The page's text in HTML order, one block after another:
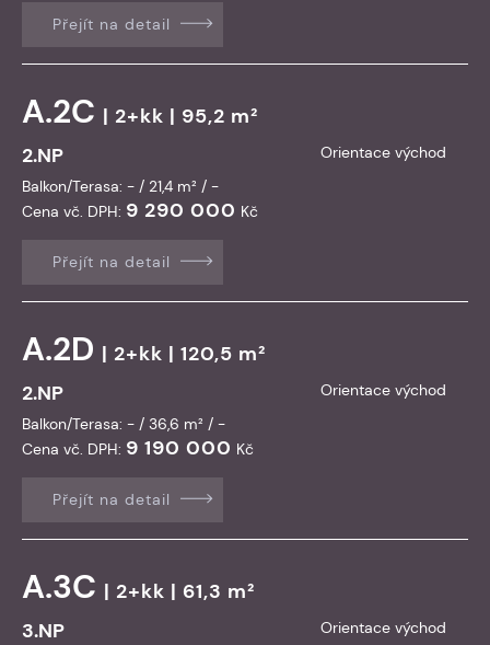
Přejít na detail
A.2C | 2+kk | 95,2 m²
2.NP
Orientace východ
Balkon/Terasa: - / 21,4 m² / -
Cena vč. DPH: 9 290 000 Kč
Přejít na detail
A.2D | 2+kk | 120,5 m²
2.NP
Orientace východ
Balkon/Terasa: - / 36,6 m² / -
Cena vč. DPH: 9 190 000 Kč
Přejít na detail
A.3C | 2+kk | 61,3 m²
3.NP
Orientace východ